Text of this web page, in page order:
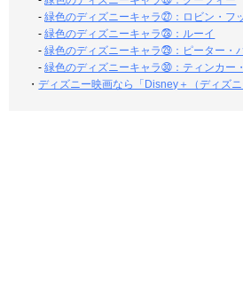
-緑色のディズニーキャラ㉗：ロビン・フ
-緑色のディズニーキャラ㉘：ルーイ
-緑色のディズニーキャラ㉙：ピーター・
-緑色のディズニーキャラ㉚：ティンカー
・ディズニー映画なら「Disney＋（ディズニ